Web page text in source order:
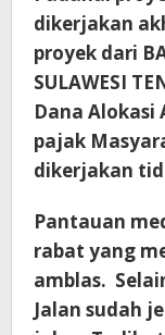
dikerjakan
proyek dari
SULAWESI
Dana Alokasi
pajak
dikerjakan
Pantauan
rabat yang
amblas.
Jalan sudah